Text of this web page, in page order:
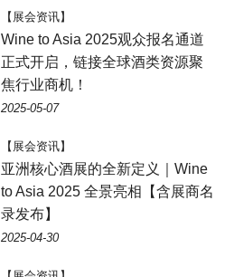
【展会资讯】
Wine to Asia 2025观众报名通道
正式开启，链接全球酒类资源聚
焦行业商机！
2025-05-07
【展会资讯】
亚洲核心酒展的全新定义｜Wine
to Asia 2025 全景亮相【含展商名
录发布】
2025-04-30